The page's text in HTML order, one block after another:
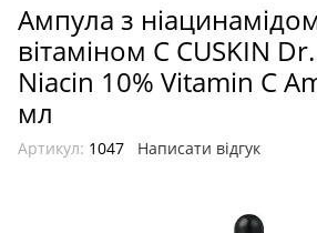
Ампула з
вітаміном С CUSKIN
Niacin 10% Vitamin C
мл
Артикул: 1047 Написати відгук